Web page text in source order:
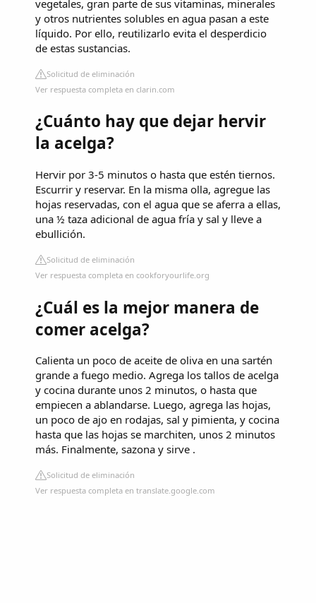
vegetales, gran parte de sus vitaminas, minerales
y otros nutrientes solubles en agua pasan a este
líquido. Por ello, reutilizarlo evita el desperdicio
de estas sustancias.
Solicitud de eliminación
Ver respuesta completa en clarin.com
¿Cuánto hay que dejar hervir
la acelga?
Hervir por 3-5 minutos o hasta que estén tiernos.
Escurrir y reservar. En la misma olla, agregue las
hojas reservadas, con el agua que se aferra a ellas,
una ½ taza adicional de agua fría y sal y lleve a
ebullición.
Solicitud de eliminación
Ver respuesta completa en cookforyourlife.org
¿Cuál es la mejor manera de
comer acelga?
Calienta un poco de aceite de oliva en una sartén
grande a fuego medio. Agrega los tallos de acelga
y cocina durante unos 2 minutos, o hasta que
empiecen a ablandarse. Luego, agrega las hojas,
un poco de ajo en rodajas, sal y pimienta, y cocina
hasta que las hojas se marchiten, unos 2 minutos
más. Finalmente, sazona y sirve .
Solicitud de eliminación
Ver respuesta completa en translate.google.com